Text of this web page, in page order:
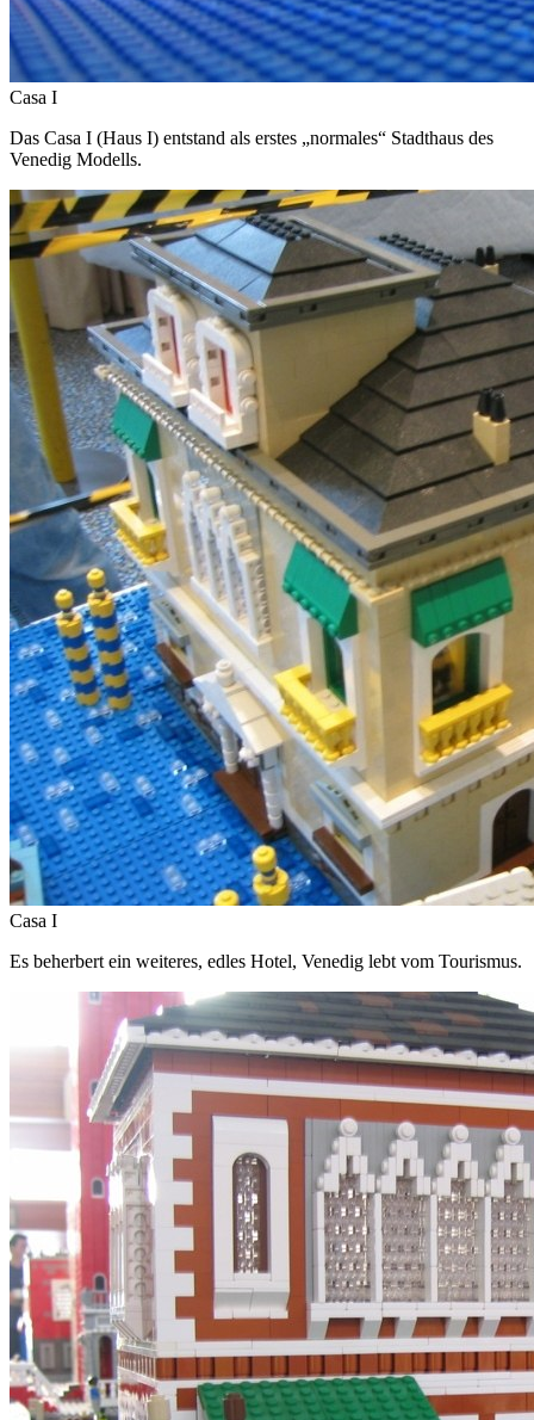
Casa I
Das Casa I (Haus I) entstand als erstes „normales“ Stadthaus des
Venedig Modells.
Casa I
Es beherbert ein weiteres, edles Hotel, Venedig lebt vom Tourismus.